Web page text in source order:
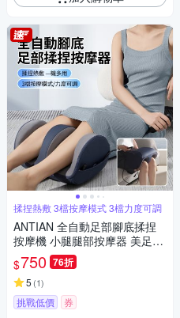
揉捏熱敷 3檔按摩模式 3檔力度可調
ANTIAN 全自動足部腳底揉捏
按摩機 小腿腿部按摩器 美足美
腿足療機 腳底放鬆神器
$750 76折
5 (1)
挑戰低價 券